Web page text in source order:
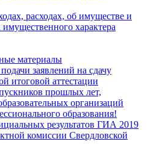
расходах, об имуществе и
имущественного характера
материалы
заявлений на сдачу
итоговой аттестации
прошлых лет,
организаций
образования!
результатов ГИА 2019
комиссии Свердловской